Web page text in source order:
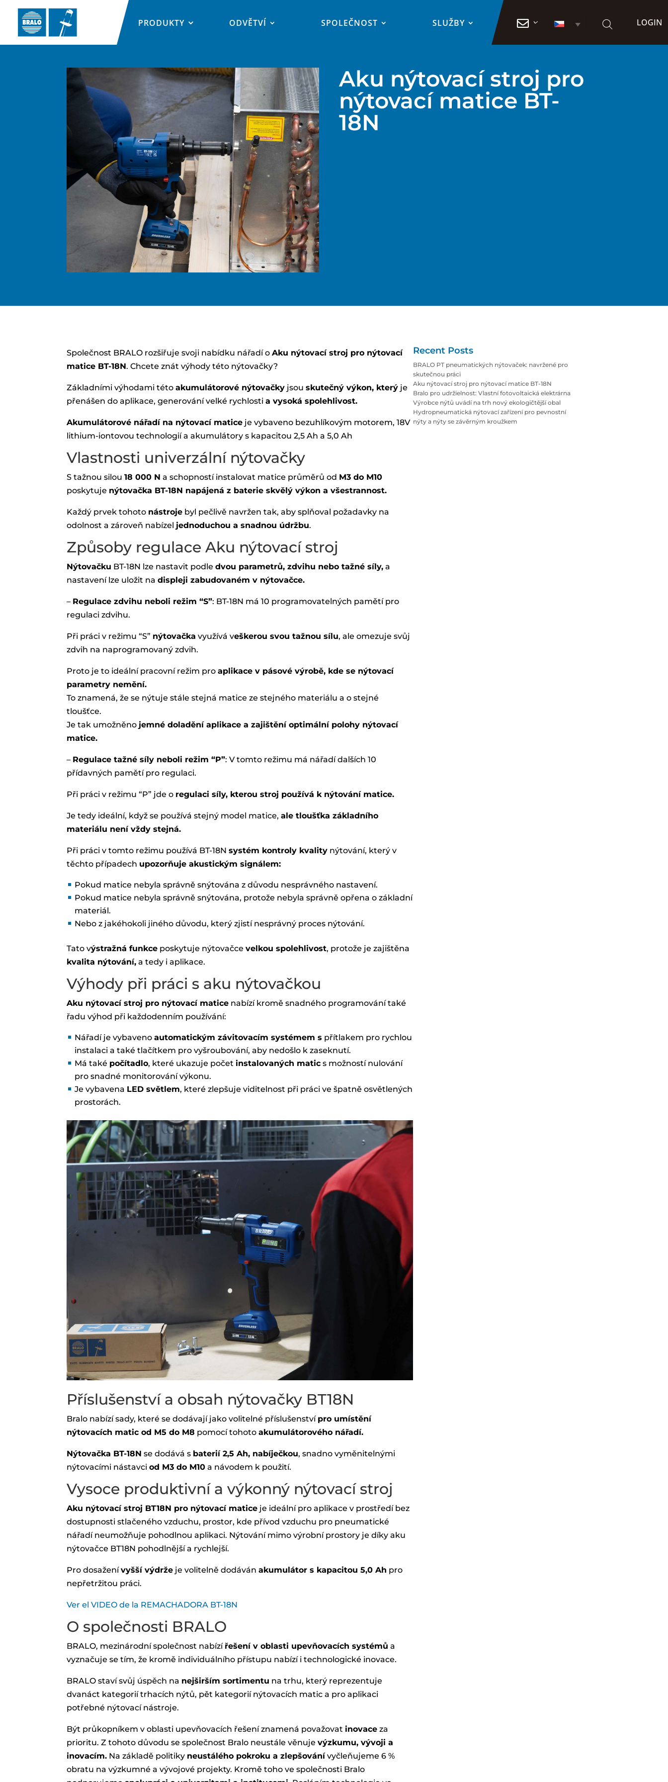
PRODUKTY ODVĚTVÍ SPOLEČNOST SLUŽBY  LOGIN
Aku nýtovací stroj pro
nýtovací matice BT-
18N
Společnost BRALO rozšiřuje svoji nabídku nářadí oAku nýtovací stroj pro nýtovací
matice BT-18N. Chcete znát výhody této nýtovačky?
Základními výhodami tétoakumulátorové nýtovačky jsouskutečný výkon, který je
přenášen do aplikace, generování velké rychlostia vysoká spolehlivost.
Akumulátorové nářadí na nýtovací matice je vybaveno bezuhlíkovým motorem, 18V
lithium-iontovou technologií a akumulátory s kapacitou 2,5 Ah a 5,0 Ah
Vlastnosti univerzální nýtovačky
S tažnou silou18 000 N a schopností instalovat matice průměrů od M3 do M10
poskytuje nýtovačka BT-18N napájená z baterie skvělý výkon a všestrannost.
Každý prvek tohoto nástroje byl pečlivě navržen tak, aby splňoval požadavky na
odolnost a zároveň nabízel jednoduchou a snadnou údržbu.
Způsoby regulace Aku nýtovací stroj
Nýtovačku BT-18N lze nastavit podledvou parametrů, zdvihu nebo tažné síly, a
nastavení lze uložit nadispleji zabudovaném v nýtovačce.
– Regulace zdvihu neboli režim “S”: BT-18N má 10 programovatelných pamětí pro
regulaci zdvihu.
Při práci v režimu “S” nýtovačka využívá veškerou svou tažnou sílu, ale omezuje svůj
zdvih na naprogramovaný zdvih.
Proto je to ideální pracovní režim proaplikace v pásové výrobě, kde se nýtovací
parametry nemění.
To znamená, že se nýtuje stále stejná matice ze stejného materiálu a o stejné
tloušťce.
Je tak umožněno jemné doladění aplikace a zajištění optimální polohy nýtovací
matice.
– Regulace tažné síly neboli režim “P”: V tomto režimu má nářadí dalších 10
přídavných pamětí pro regulaci.
Při práci v režimu “P” jde o regulaci síly, kterou stroj používá k nýtování matice.
Je tedy ideální, když se používá stejný model matice,ale tloušťka základního
materiálu není vždy stejná.
Při práci v tomto režimu používá BT-18Nsystém kontroly kvality nýtování, který v
těchto případech upozorňuje akustickým signálem:
Pokud matice nebyla správně snýtována z důvodu nesprávného nastavení.
Pokud matice nebyla správně snýtována, protože nebyla správně opřena o základní
materiál.
Nebo z jakéhokoli jiného důvodu, který zjistí nesprávný proces nýtování.
Tato výstražná funkce poskytuje nýtovačcevelkou spolehlivost, protože je zajištěna
kvalita nýtování, a tedy i aplikace.
Výhody při práci s aku nýtovačkou
Aku nýtovací stroj pro nýtovací matice nabízí kromě snadného programování také
řadu výhod při každodenním používání:
Nářadí je vybavenoautomatickým závitovacím systémem s přítlakem pro rychlou
instalaci a také tlačítkem pro vyšroubování, aby nedošlo k zaseknutí.
Má také počítadlo, které ukazuje počet instalovaných matic s možností nulování
pro snadné monitorování výkonu.
Je vybavena LED světlem, které zlepšuje viditelnost při práci ve špatně osvětlených
prostorách.
Příslušenství a obsah nýtovačky BT18N
Bralo nabízí sady, které se dodávají jako volitelné příslušenství pro umístění
nýtovacích matic od M5 do M8 pomocí tohotoakumulátorového nářadí.
Nýtovačka BT-18N se dodává s baterií 2,5 Ah, nabíječkou, snadno vyměnitelnými
nýtovacími nástavciod M3 do M10 a návodem k použití.
Vysoce produktivní a výkonný nýtovací stroj
Aku nýtovací stroj BT18N pro nýtovací matice je ideální pro aplikace v prostředí bez
dostupnosti stlačeného vzduchu, prostor, kde přívod vzduchu pro pneumatické
nářadí neumožňuje pohodlnou aplikaci. Nýtování mimo výrobní prostory je díky aku
nýtovačce BT18N pohodlnější a rychlejší.
Pro dosaženívyšší výdrže je volitelně dodávánakumulátor s kapacitou 5,0 Ah pro
nepřetržitou práci.
Ver el VIDEO de la REMACHADORA BT-18N
O společnosti BRALO
BRALO, mezinárodní společnost nabízí řešení v oblasti upevňovacích systémů a
vyznačuje se tím, že kromě individuálního přístupu nabízí i technologické inovace.
BRALO staví svůj úspěch na nejširším sortimentu na trhu, který reprezentuje
dvanáct kategorií trhacích nýtů, pět kategorií nýtovacích matic a pro aplikaci
potřebné nýtovací nástroje.
Být průkopníkem v oblasti upevňovacích řešení znamená považovat inovace za
prioritu. Z tohoto důvodu se společnost Bralo neustále věnujevýzkumu, vývoji a
inovacím. Na základě politiky neustálého pokroku a zlepšovánívyčleňujeme 6 %
obratu na výzkumné a vývojové projekty. Kromě toho ve společnosti Bralo
Recent Posts
BRALO PT pneumatických nýtovaček: navržené pro
skutečnou práci
Aku nýtovací stroj pro nýtovací matice BT-18N
Bralo pro udržielnost: Vlastní fotovoltaická elektrárna
Výrobce nýtů uvádí na trh nový ekologičtější obal
Hydropneumatická nýtovací zařízení pro pevnostní
nýty a nýty se závěrným kroužkem